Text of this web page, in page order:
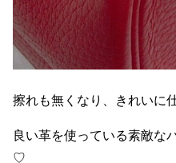
擦れも無くなり、きれいに
良い革を使っている素敵な
♡